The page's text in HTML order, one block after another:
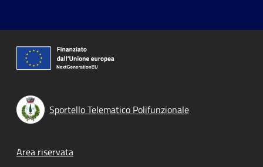
Sportello Telematico Polifunzionale
Footer menu
Area riservata